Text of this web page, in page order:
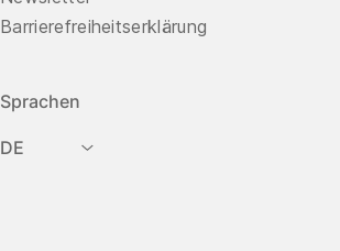
Barrierefreiheitserklärung
Sprachen
DE